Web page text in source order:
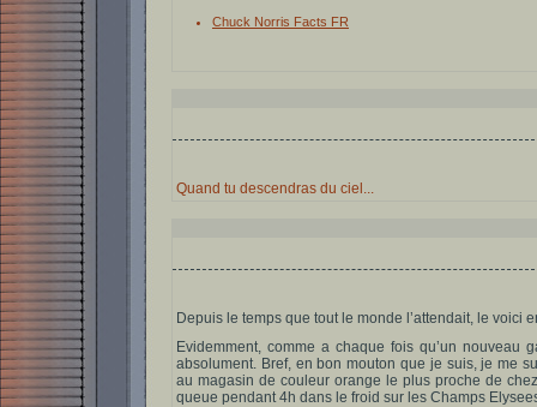
Chuck Norris Facts FR
Quand tu descendras du ciel...
Depuis le temps que tout le monde l’attendait, le voici
Evidemment, comme a chaque fois qu’un nouveau
absolument. Bref, en bon mouton que je suis, je me
au magasin de couleur orange le plus proche de
queue pendant 4h dans le froid sur les Champs